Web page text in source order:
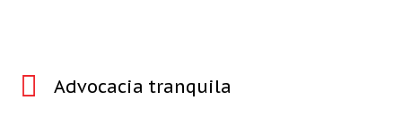
Advocacia tranquila